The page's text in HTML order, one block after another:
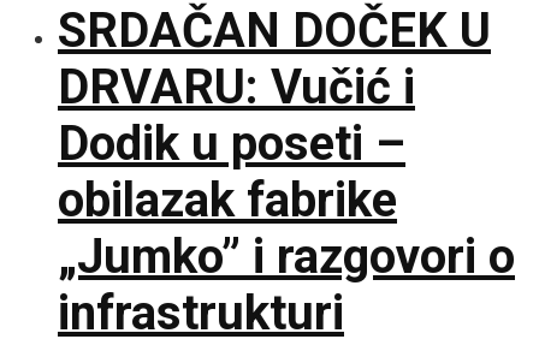
SRDAČAN DOČEK U
DRVARU: Vučić i
Dodik u poseti –
obilazak fabrike
„Jumko” i razgovori o
infrastrukturi